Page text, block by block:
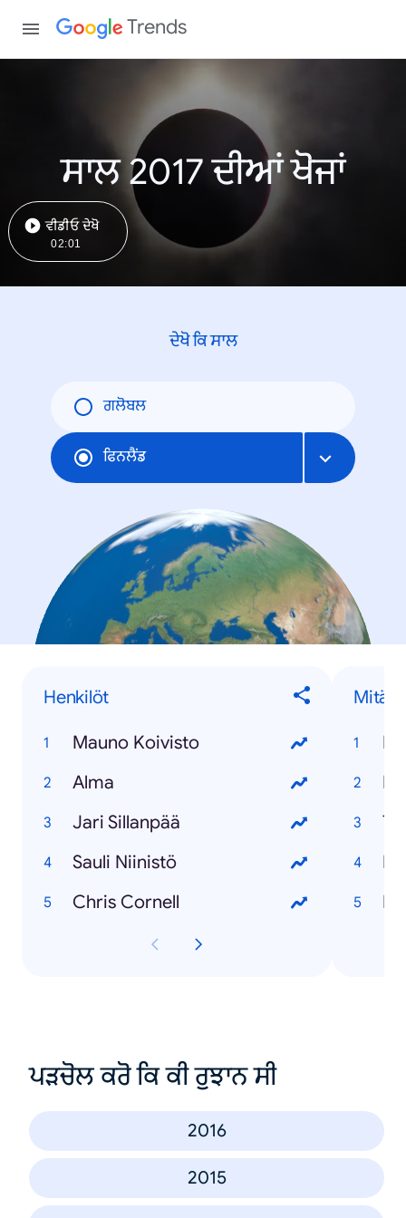
Trends
ਸਾਲ 2017 ਦੀਆਂ ਖੋਜਾਂ
ਵੀਡੀਓ ਦੇਖੋ
02:01
ਦੇਖੋ ਕਿ ਸਾਲ
ਗਲੋਬਲ
ਫਿਨਲੈਂਡ
Henkilöt
Mauno Koivisto
Alma
Jari Sillanpää
Sauli Niinistö
Chris Cornell
ਪੜਚੋਲ ਕਰੋ ਕਿ ਕੀ ਰੁਝਾਨ ਸੀ
2016
2015